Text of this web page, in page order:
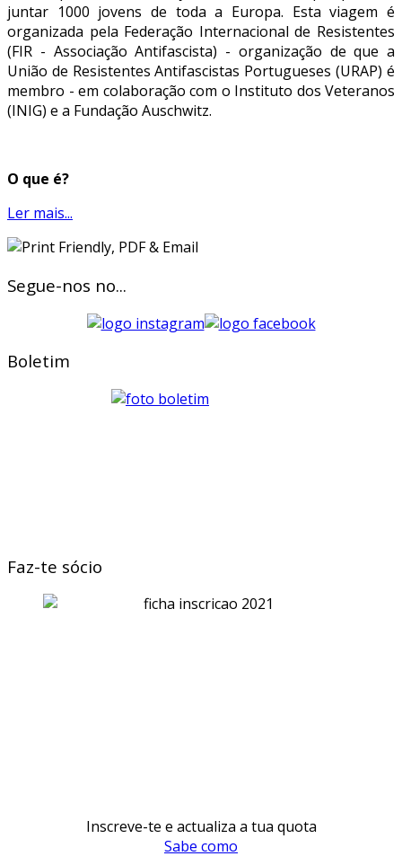
juntar 1000 jovens de toda a Europa. Esta viagem é
organizada pela Federação Internacional de Resistentes
(FIR - Associação Antifascista) - organização de que a
União de Resistentes Antifascistas Portugueses (URAP) é
membro - em colaboração com o Instituto dos Veteranos
(INIG) e a Fundação Auschwitz.
O que é?
Ler mais...
Segue-nos no...
Boletim
Faz-te sócio
Inscreve-te e actualiza a tua quota
Sabe como